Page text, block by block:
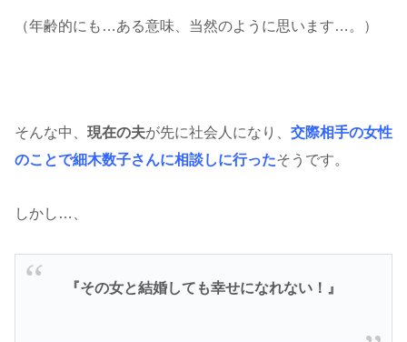
（年齢的にも…ある意味、当然のように思います…。）
そんな中、 現在の夫が先に社会人になり、 交際相手の女性
のことで細木数子さんに相談しに行ったそうです。
しかし…、
『その女と結婚しても幸せになれない！』